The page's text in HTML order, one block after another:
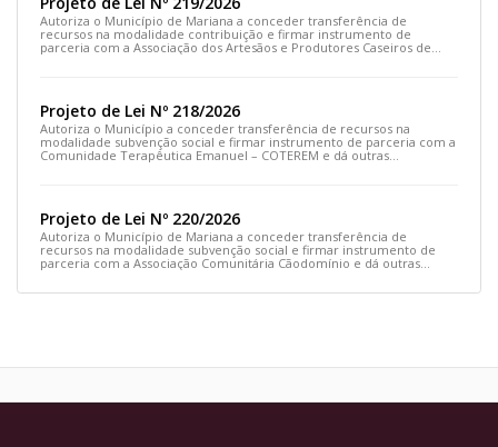
Autoriza o Município de Mariana a conceder transferência de
recursos na modalidade contribuição e firmar instrumento de
parceria com a Associação dos Artesãos e Produtores Caseiros de
Projeto de Lei Nº 218/2026
Autoriza o Município a conceder transferência de recursos na
modalidade subvenção social e firmar instrumento de parceria com a
Comunidade Terapêutica Emanuel – COTEREM e dá outras
Projeto de Lei Nº 220/2026
Autoriza o Município de Mariana a conceder transferência de
recursos na modalidade subvenção social e firmar instrumento de
parceria com a Associação Comunitária Cãodomínio e dá outras